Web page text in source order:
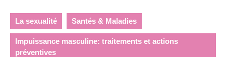
La sexualité Santés & Maladies
Impuissance masculine: traitements et actions
préventives